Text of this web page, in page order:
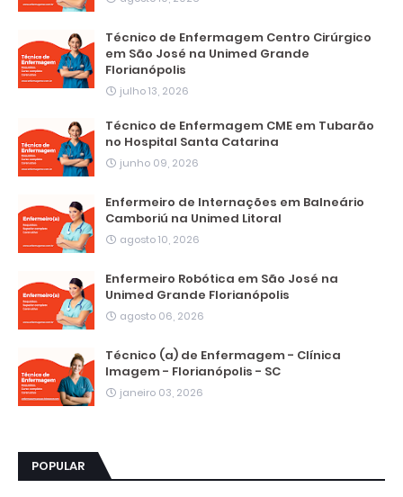
Técnico de Enfermagem Centro Cirúrgico
em São José na Unimed Grande
Florianópolis
julho 13, 2026
Técnico de Enfermagem CME em Tubarão
no Hospital Santa Catarina
junho 09, 2026
Enfermeiro de Internações em Balneário
Camboriú na Unimed Litoral
agosto 10, 2026
Enfermeiro Robótica em São José na
Unimed Grande Florianópolis
agosto 06, 2026
Técnico (a) de Enfermagem - Clínica
Imagem - Florianópolis - SC
janeiro 03, 2026
POPULAR